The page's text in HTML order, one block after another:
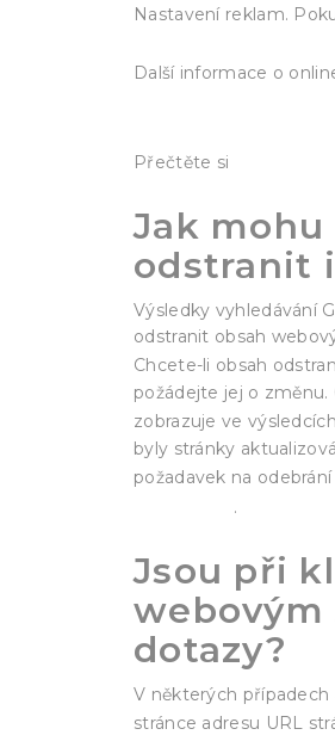
Nastavení reklam.
Další informace o
Přečtěte si
Jak mohu
odstranit
Výsledky vyhledávání
odstranit obsah
Chcete-li obsah
požádejte jej o změnu.
zobrazuje ve
byly stránky
požadavek na
.
Jsou při
webovým
dotazy?
V některých
stránce adresu URL